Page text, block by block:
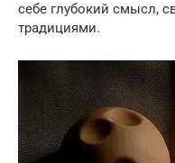
себе глубокий смысл,
традициями.